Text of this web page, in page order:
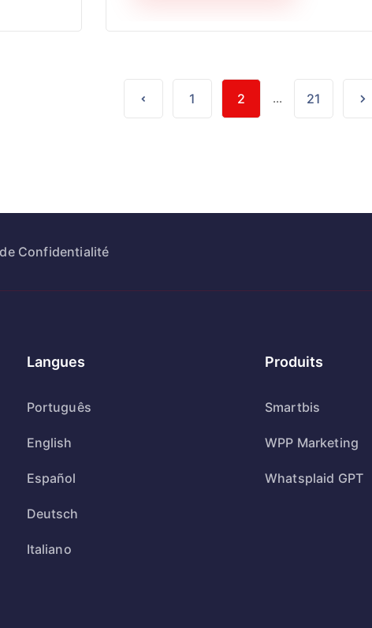
1 2 ... 21
Confidentialité
Langues
Português
English
Español
Deutsch
Italiano
Produits
Smartbis
WPP Marketing
Whatsplaid GPT